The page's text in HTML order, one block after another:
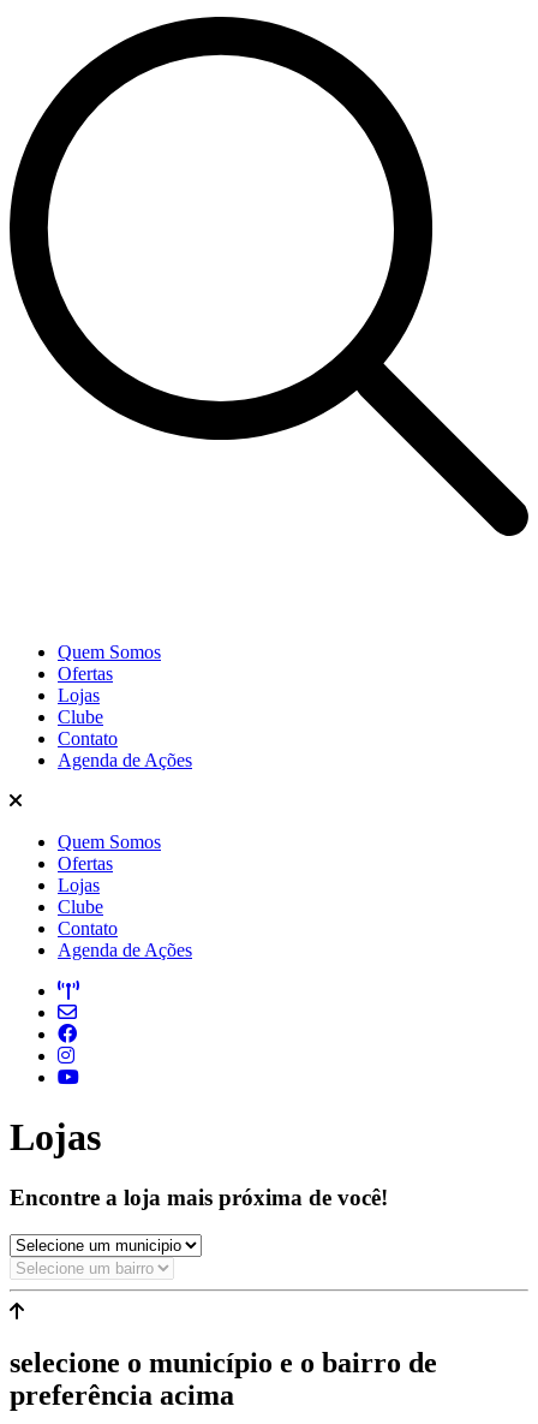
Quem Somos
Ofertas
Lojas
Clube
Contato
Agenda de Ações
Quem Somos
Ofertas
Lojas
Clube
Contato
Agenda de Ações
Lojas
Encontre a loja mais próxima de você!
selecione o município e o bairro de
preferência acima